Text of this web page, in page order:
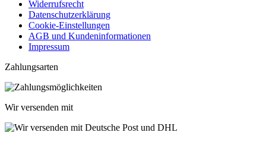
Widerrufsrecht
Datenschutzerklärung
Cookie-Einstellungen
AGB und Kundeninformationen
Impressum
Zahlungsarten
Wir versenden mit